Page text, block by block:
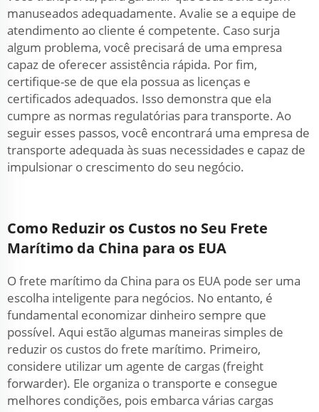
manuseados adequadamente. Avalie se a equipe de
atendimento ao cliente é competente. Caso surja
algum problema, você precisará de uma empresa
capaz de oferecer assistência rápida. Por fim,
certifique-se de que ela possua as licenças e
certificados adequados. Isso demonstra que ela
cumpre as normas regulatórias para transporte. Ao
seguir esses passos, você encontrará uma empresa de
transporte adequada às suas necessidades e capaz de
impulsionar o crescimento do seu negócio.
Como Reduzir os Custos no Seu Frete
Marítimo da China para os EUA
O frete marítimo da China para os EUA pode ser uma
escolha inteligente para negócios. No entanto, é
fundamental economizar dinheiro sempre que
possível. Aqui estão algumas maneiras simples de
reduzir os custos do frete marítimo. Primeiro,
considere utilizar um agente de cargas (freight
forwarder). Ele organiza o transporte e consegue
melhores condições, pois embarca várias cargas